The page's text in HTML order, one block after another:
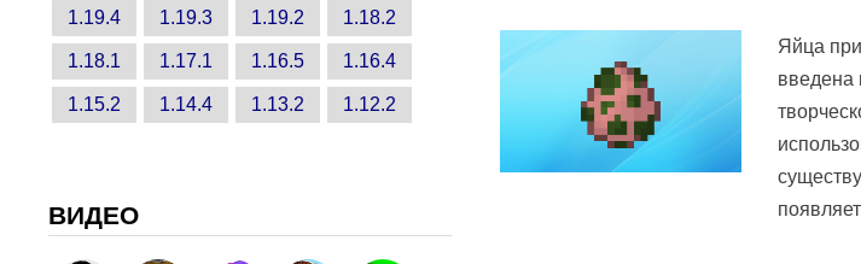
Яйца
1.19.4 1.19.3 1.19.2 1.18.2
1.18.1 1.17.1 1.16.5 1.16.4
1.15.2 1.14.4 1.13.2 1.12.2
ВИДЕО